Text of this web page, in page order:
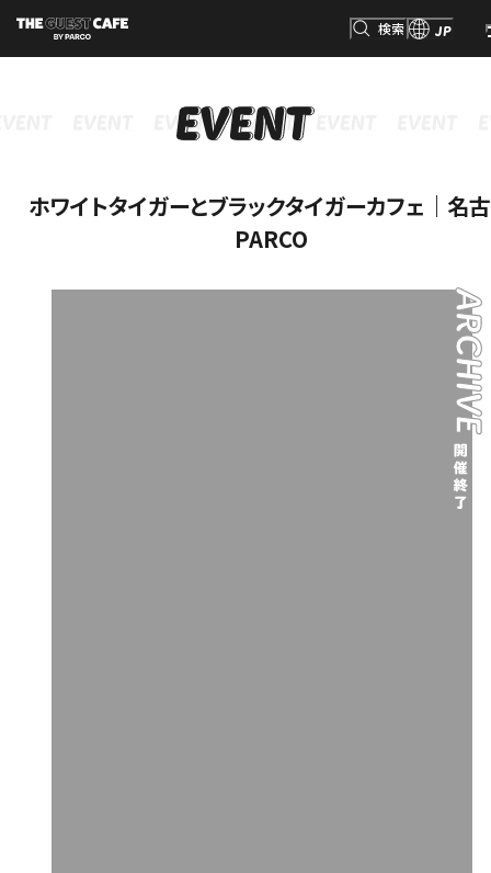
検索 JP
検索
INFORMATION RESERVATION
ホワイトタイガーとブラックタイガーカフェ｜名
PARCO